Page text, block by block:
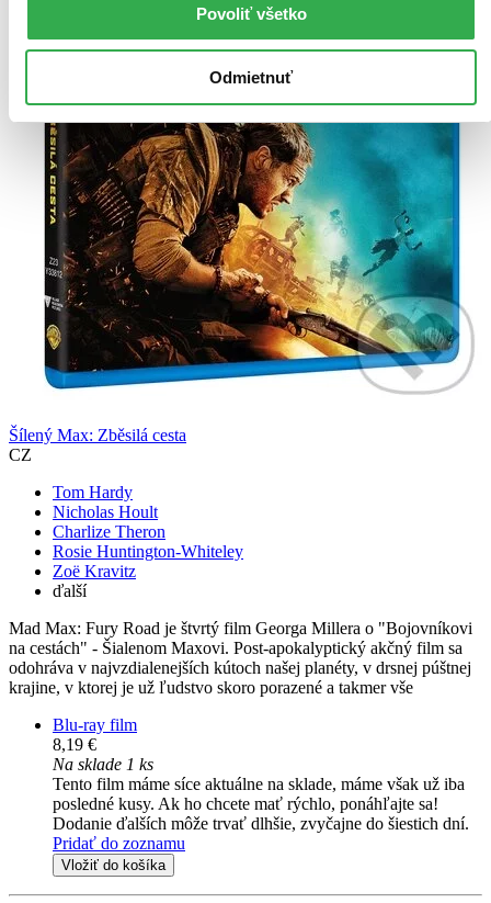
Povoliť všetko
Odmietnuť
Šílený Max: Zběsilá cesta
CZ
Tom Hardy
Nicholas Hoult
Charlize Theron
Rosie Huntington-Whiteley
Zoë Kravitz
ďalší
Mad Max: Fury Road je štvrtý film Georga Millera o "Bojovníkovi
na cestách" - Šialenom Maxovi. Post-apokalyptický akčný film sa
odohráva v najvzdialenejších kútoch našej planéty, v drsnej púštnej
krajine, v ktorej je už ľudstvo skoro porazené a takmer vše
Blu-ray film
8,19 €
Na sklade 1 ks
Tento film máme síce aktuálne na sklade, máme však už iba
posledné kusy. Ak ho chcete mať rýchlo, ponáhľajte sa!
Dodanie ďalších môže trvať dlhšie, zvyčajne do šiestich dní.
Pridať do zoznamu
Vložiť do košíka